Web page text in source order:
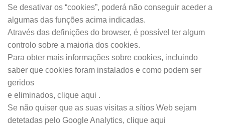
Se desativar os “cookies”, poderá não conseguir aceder a
algumas das funções acima indicadas.
Através das definições do browser, é possível ter algum
controlo sobre a maioria dos cookies.
Para obter mais informações sobre cookies, incluindo
saber que cookies foram instalados e como podem ser
geridos
e eliminados, clique aqui .
Se não quiser que as suas visitas a sítios Web sejam
detetadas pelo Google Analytics, clique aqui